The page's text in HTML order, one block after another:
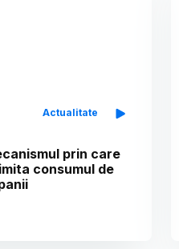
Actualitate
prin care
consumul de